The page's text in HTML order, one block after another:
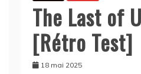
The Last of
[Rétro Test]
18 mai 2025